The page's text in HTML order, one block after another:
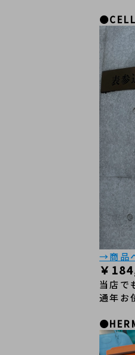
→商品
￥
当店で
通年お